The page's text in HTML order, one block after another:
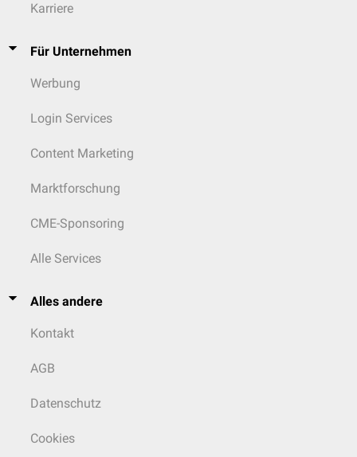
Karriere
Für Unternehmen
Werbung
Login Services
Content Marketing
Marktforschung
CME-Sponsoring
Alle Services
Alles andere
Kontakt
AGB
Datenschutz
Cookies